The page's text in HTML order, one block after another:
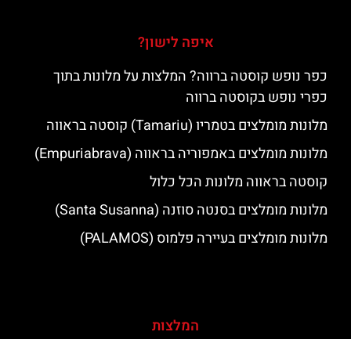
איפה לישון?
כפר נופש קוסטה ברווה? המלצות על מלונות בתוך
כפרי נופש בקוסטה ברווה
מלונות מומלצים בטמריו (Tamariu) קוסטה בראווה
מלונות מומלצים באמפוריה בראווה (Empuriabrava)
קוסטה בראווה מלונות הכל כלול
מלונות מומלצים בסנטה סוזנה (Santa Susanna)
מלונות מומלצים בעיירה פלמוס (PALAMOS)
המלצות